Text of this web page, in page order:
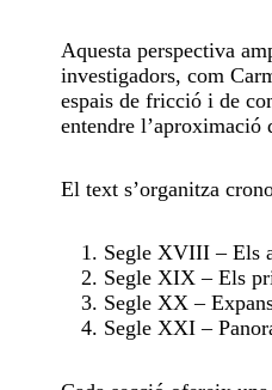
Aquesta perspectiva
investigadors, com
espais de fricció i de
entendre l’aproximació
El text s’organitza
Segle XVIII – Els
Segle XIX – Els
Segle XX –
Segle XXI –